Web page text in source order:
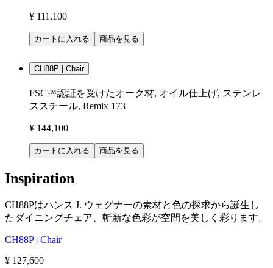
¥ 111,100
カートに入れる 商品を見る
CH88P | Chair
FSC™認証を受けたオーク材, オイル仕上げ, ステンレ
ススチール, Remix 173
¥ 144,100
カートに入れる 商品を見る
Inspiration
CH88Pはハンス J. ウェグナーの素材と色の探求から誕生し
たダイニングチェア、斬新な色彩が空間を美しく彩ります。
CH88P | Chair
¥ 127,600